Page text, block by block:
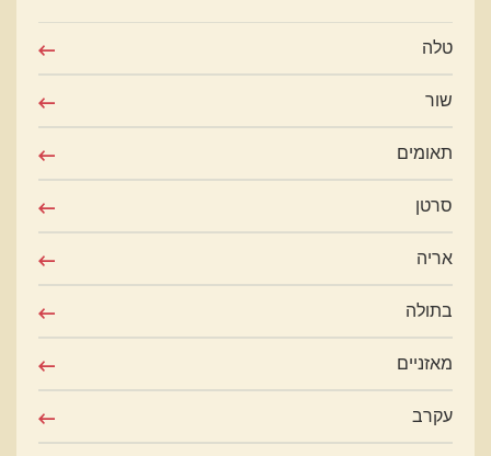
טלה
שור
תאומים
סרטן
אריה
בתולה
מאזניים
עקרב